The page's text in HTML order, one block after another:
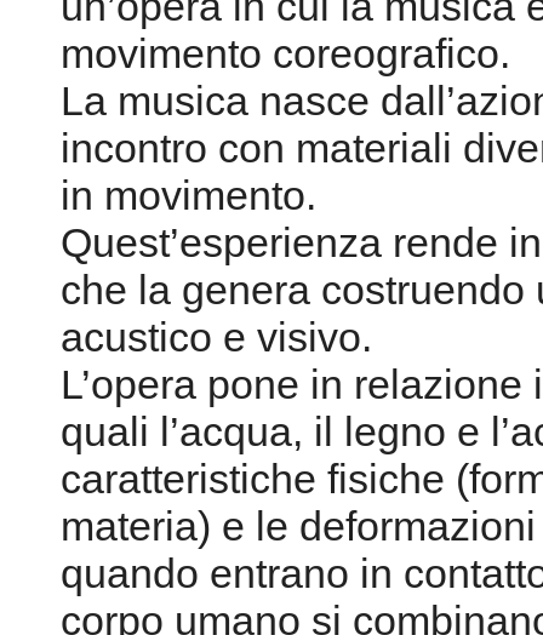
movimento coreografico.
La musica nasce
incontro con materiali
in movimento.
Quest’esperienza rende
che la genera
acustico e visivo.
L’opera pone in
quali l’acqua, il legno e
caratteristiche fisiche
materia) e le
quando entrano in
corpo umano si